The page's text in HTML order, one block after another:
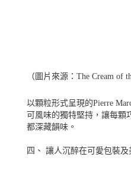
（圖片來源： The Cream of
以顆粒形式呈現的Pierre
可風味的獨特堅持，讓每顆
都深藏韻味。
四、 讓人沉醉在可愛包裝